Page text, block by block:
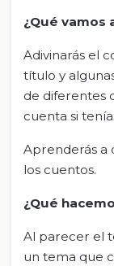
¿Qué vamos
Adivinarás el
título y
de diferentes
cuenta si
Aprenderás a
los cuentos.
¿Qué
Al parecer el
un tema que